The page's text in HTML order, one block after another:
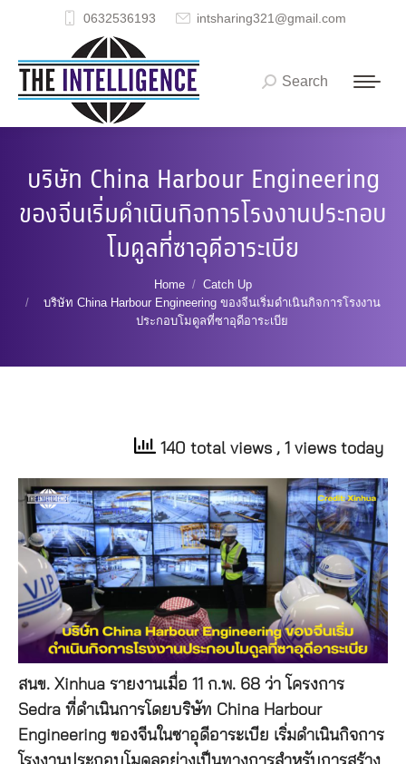
0632536193 intsharing321@gmail.com
Search:
Search
บริษัท China Harbour Engineering
ของจีนเริ่มดำเนินกิจการโรงงานประกอบ
โมดูลที่ซาอุดีอาระเบีย
Home
Catch Up
บริษัท China Harbour Engineering ของจีนเริ่มดำเนินกิจการโรงงาน
ประกอบโมดูลที่ซาอุดีอาระเบีย
140 total views , 1 views today
สนข. Xinhua รายงานเมื่อ 11 ก.พ. 68 ว่า โครงการ
Sedra ที่ดำเนินการโดยบริษัท China Harbour
Engineering ของจีนในซาอุดีอาระเบีย เริ่มดำเนินกิจการ